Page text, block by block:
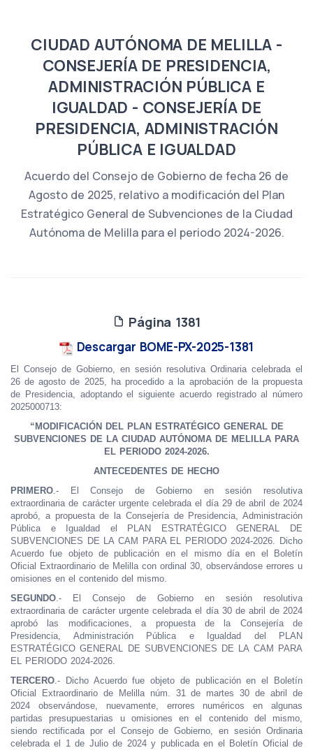
CIUDAD AUTÓNOMA DE MELILLA -
CONSEJERÍA DE PRESIDENCIA,
ADMINISTRACIÓN PÚBLICA E
IGUALDAD - CONSEJERÍA DE
PRESIDENCIA, ADMINISTRACIÓN
PÚBLICA E IGUALDAD
Acuerdo del Consejo de Gobierno de fecha 26 de
Agosto de 2025, relativo a modificación del Plan
Estratégico General de Subvenciones de la Ciudad
Autónoma de Melilla para el periodo 2024-2026.
Página 1381
Descargar BOME-PX-2025-1381
El Consejo de Gobierno, en sesión resolutiva Ordinaria celebrada el
26 de agosto de 2025, ha procedido a la aprobación de la propuesta
de Presidencia, adoptando el siguiente acuerdo registrado al número
2025000713:
“MODIFICACIÓN DEL PLAN ESTRATÉGICO GENERAL DE
SUBVENCIONES DE LA CIUDAD AUTÓNOMA DE MELILLA PARA
EL PERIODO 2024-2026.
ANTECEDENTES DE HECHO
PRIMERO.- El Consejo de Gobierno en sesión resolutiva
extraordinaria de carácter urgente celebrada el día 29 de abril de 2024
aprobó, a propuesta de la Consejería de Presidencia, Administración
Pública e Igualdad el PLAN ESTRATÉGICO GENERAL DE
SUBVENCIONES DE LA CAM PARA EL PERIODO 2024-2026. Dicho
Acuerdo fue objeto de publicación en el mismo día en el Boletín
Oficial Extraordinario de Melilla con ordinal 30, observándose errores u
omisiones en el contenido del mismo.
SEGUNDO.- El Consejo de Gobierno en sesión resolutiva
extraordinaria de carácter urgente celebrada el día 30 de abril de 2024
aprobó las modificaciones, a propuesta de la Consejería de
Presidencia, Administración Pública e Igualdad del PLAN
ESTRATÉGICO GENERAL DE SUBVENCIONES DE LA CAM PARA
EL PERIODO 2024-2026.
TERCERO.- Dicho Acuerdo fue objeto de publicación en el Boletín
Oficial Extraordinario de Melilla núm. 31 de martes 30 de abril de
2024 observándose, nuevamente, errores numéricos en algunas
partidas presupuestarias u omisiones en el contenido del mismo,
siendo rectificada por el Consejo de Gobierno, en sesión Ordinaria
celebrada el 1 de Julio de 2024 y publicada en el Boletín Oficial de